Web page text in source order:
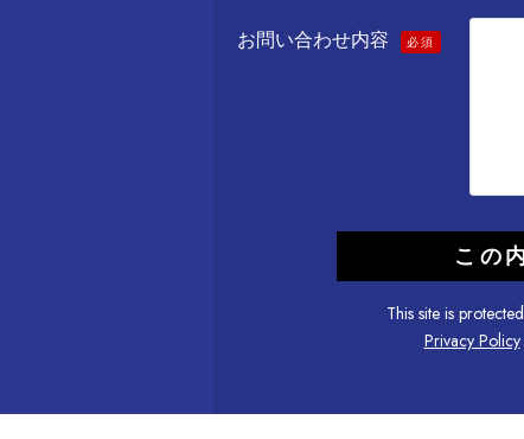
お問い合わせ内容 必須
This site is
Privacy Policy